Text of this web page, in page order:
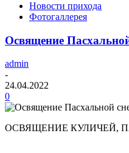
Новости прихода
Фотогаллерея
Освящение
admin
-
24.04.2022
0
ОСВЯЩЕНИЕ КУЛИЧЕЙ,